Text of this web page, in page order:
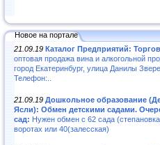
Новое на портале
21.09.19 Каталог Предприятий:
оптовая продажа вина и алкогольной
город Екатеринбург, улица Данилы
Телефон:..
21.09.19 Дошкольное образование
Ясли): Обмен детскими садами.
сад: Нужен обмен с 62 сада
воротах или 40(залесская)